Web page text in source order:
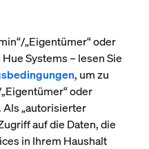
„Eigentümer“ oder
Systems – lesen Sie
, um zu
oder
Als „autorisierter
auf die Daten, die
in Ihrem Haushalt